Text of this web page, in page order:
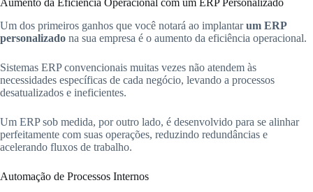
Aumento da Eficiência Operacional com um ERP Personalizado
Um dos primeiros ganhos que você notará ao implantarum ERP
personalizado na sua empresa é o aumento da eficiência operacional.
Sistemas ERP convencionais muitas vezes não atendem às
necessidades específicas de cada negócio, levando a processos
desatualizados e ineficientes.
Um ERP sob medida, por outro lado, é desenvolvido para se alinhar
perfeitamente com suas operações, reduzindo redundâncias e
acelerando fluxos de trabalho.
Automação de Processos Internos